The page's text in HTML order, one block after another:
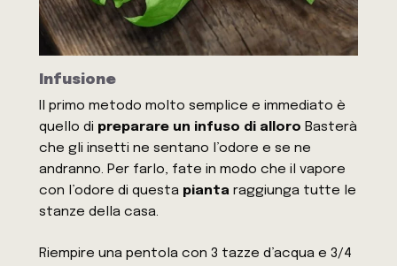
Infusione
Il primo metodo molto semplice e immediato è
quello di preparare un infuso di alloro Basterà
che gli insetti ne sentano l’odore e se ne
andranno. Per farlo, fate in modo che il vapore
con l’odore di questa pianta raggiunga tutte le
stanze della casa.
Riempire una pentola con 3 tazze d’acqua e 3/4